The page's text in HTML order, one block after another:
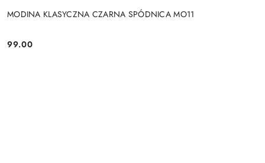
MODINA KLASYCZNA CZARNA SPÓDNICA MO11
Cena:
99.00